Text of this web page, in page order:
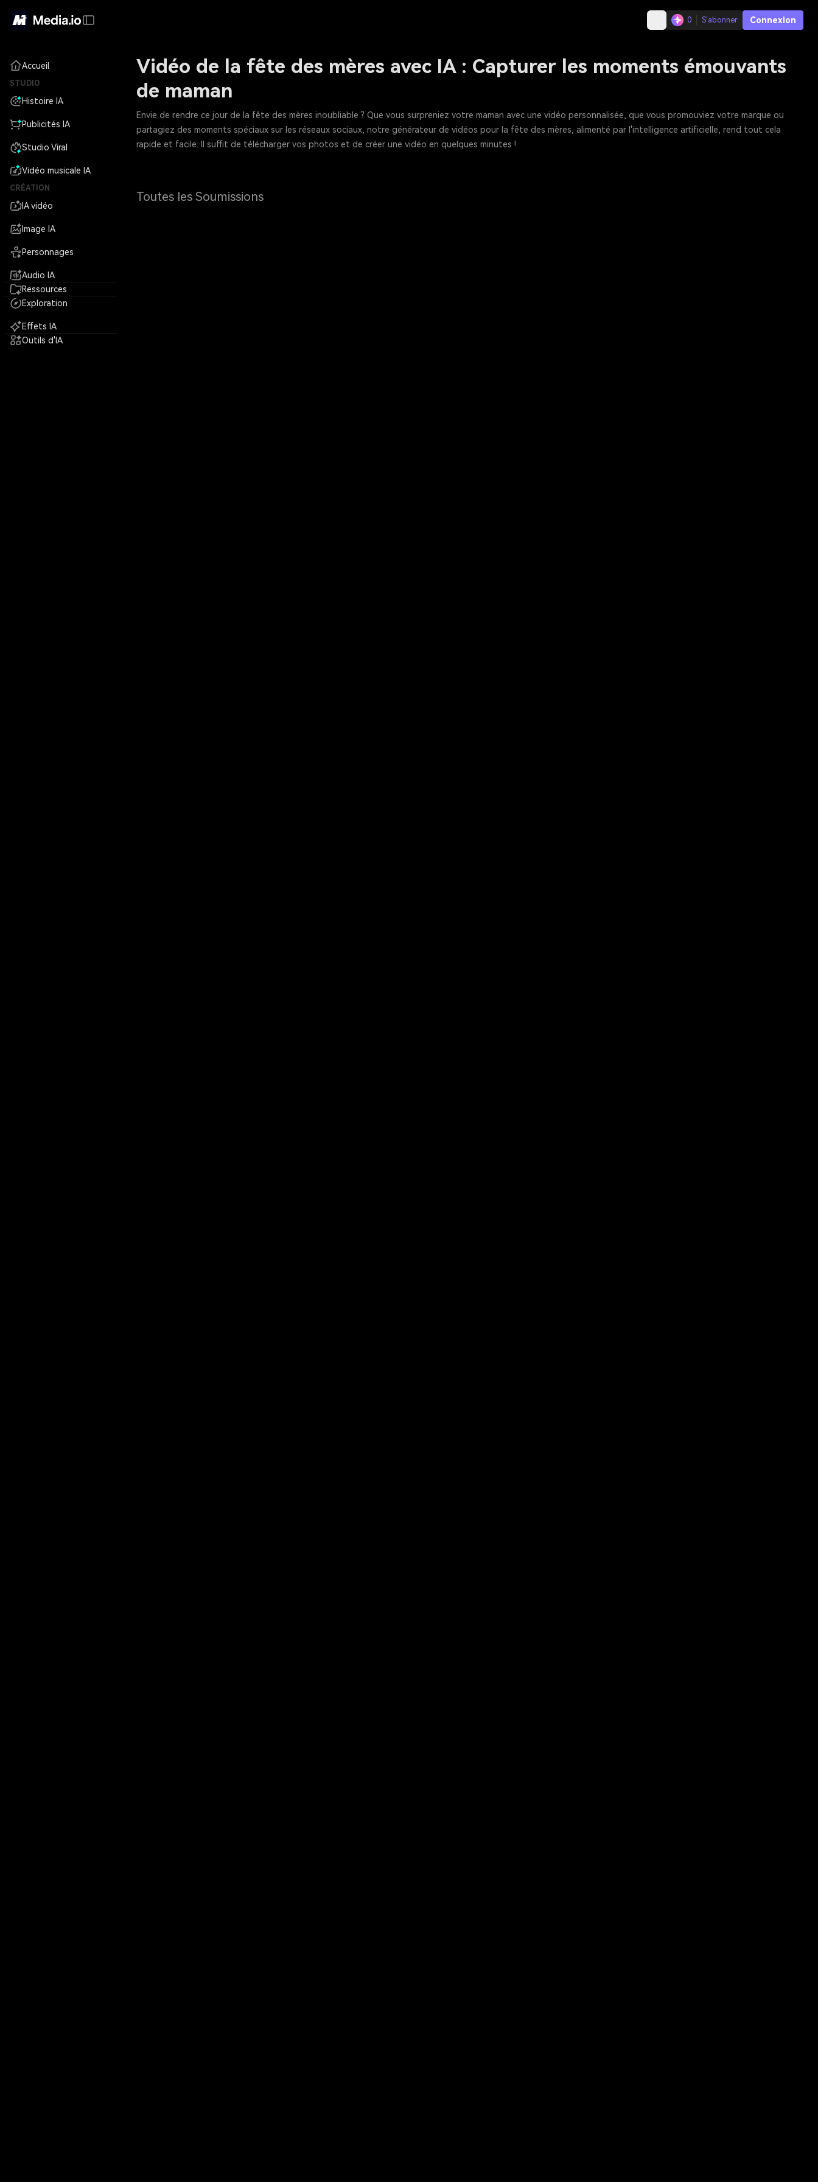
0 S'abonner Connexion
Accueil
STUDIO
Histoire IA
Publicités IA
Studio Viral
Vidéo musicale IA
CRÉATION
IA vidéo
Image IA
Personnages
Audio IA
Ressources
Exploration
Effets IA
Outils d'IA
Vidéo de la fête des mères avec IA : Capturer les moments émouvants
de maman
Envie de rendre ce jour de la fête des mères inoubliable ? Que vous surpreniez votre maman avec une vidéo personnalisée, que vous promouviez votre marque ou
partagiez des moments spéciaux sur les réseaux sociaux, notre générateur de vidéos pour la fête des mères, alimenté par l'intelligence artificielle, rend tout cela
rapide et facile. Il suffit de télécharger vos photos et de créer une vidéo en quelques minutes !
Toutes les Soumissions